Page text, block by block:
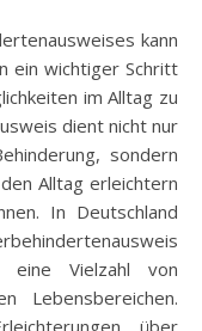
ein wichtiger Schritt
im Alltag zu
dient nicht nur
sondern
Alltag erleichtern
In Deutschland
eine Vielzahl von
Lebensbereichen.
über